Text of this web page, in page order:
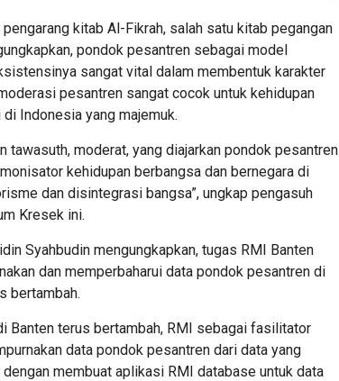
kitab Al-Fikrah, salah satu kitab pegangan
pondok pesantren sebagai model
sangat vital dalam membentuk karakter
pesantren sangat cocok untuk kehidupan
Indonesia yang majemuk.
tawasuth, moderat, yang diajarkan pondok pesantren
kehidupan berbangsa dan bernegara di
dan disintegrasi bangsa”, ungkap pengasuh
Kresek ini.
Syahbudin mengungkapkan, tugas RMI Banten
dan memperbaharui data pondok pesantren di
bertambah.
Banten terus bertambah, RMI sebagai fasilitator
data pondok pesantren dari data yang
membuat aplikasi RMI database untuk data